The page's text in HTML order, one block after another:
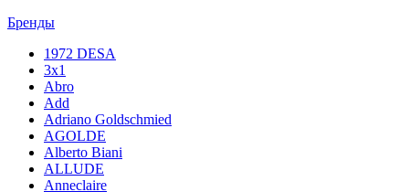
Бренды
1972 DESA
3x1
Abro
Add
Adriano Goldschmied
AGOLDE
Alberto Biani
ALLUDE
Anneclaire